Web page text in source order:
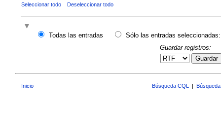
Seleccionar todo Deseleccionar todo
Todas las entradas
Sólo las entradas seleccionadas:
Guardar registros:
Guardar
Inicio Búsqueda CQL